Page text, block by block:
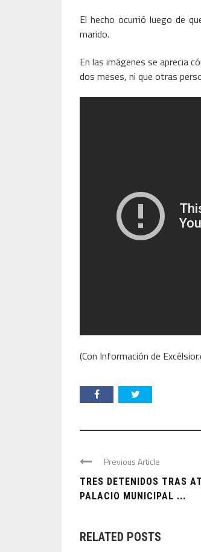
El hecho ocurrió luego de
marido.
En las imágenes se aprecia
dos meses, ni que otras
(Con Información de
Previous Article
TRES DETENIDOS TRAS
PALACIO MUNICIPAL ...
RELATED POSTS